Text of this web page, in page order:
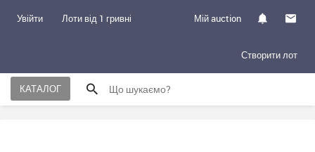
Увійти Лоти від 1 гривні Мій auction
Створити лот
КАТАЛОГ